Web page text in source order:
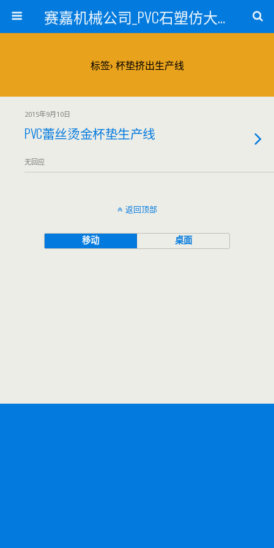
赛嘉机械公司_PVC石塑仿大理石线条生产线_PVC仿大理石板材生产设备_PVC门窗型材生产设备_PVC扣板设备_PVC/WPC发泡板材生产线_PVC波浪瓦生产设备_地毯覆膜TPR TPE设备_TPR鞋边条生产设备_PVC封边条卡条生产设备_PVC造料设备_PVC PE PP管材生产线_混合机
标签› 杯垫挤出生产线
2015年9月10日
PVC蕾丝烫金杯垫生产线
无回应
返回顶部
移动 桌面